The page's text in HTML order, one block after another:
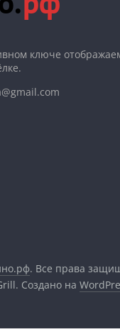
ключе
. Все права
Создано на